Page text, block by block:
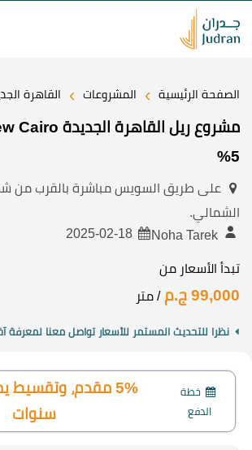
الصفحة الرئيسية › المشروعات › القاهرة
5%
على طريق السويس مباشرة بالقرب من
الشمالي.
2025-02-18
تبدأ الأسعار من
99,000 ج.م / متر
نظرا للتحديث المستمر للأسعار تواصل معنا لمعرفة
خطة
الدفع
سنوات